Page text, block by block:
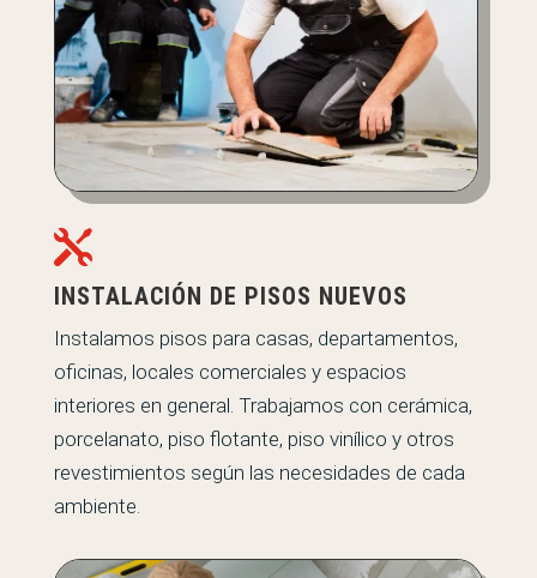

INSTALACIÓN DE PISOS NUEVOS
Instalamos pisos para casas, departamentos,
oficinas, locales comerciales y espacios
interiores en general. Trabajamos con cerámica,
porcelanato, piso flotante, piso vinílico y otros
revestimientos según las necesidades de cada
ambiente.